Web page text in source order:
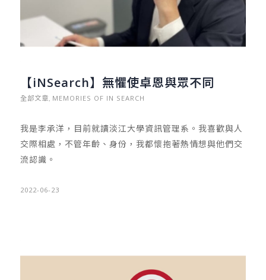
【iNSearch】無懼使卓恩與眾不同
全部文章 MEMORIES OF IN SEARCH
我是李承洋，目前就讀淡江大學資訊管理系。我喜歡與人
交際相處，不管年齡、身份，我都懷抱著熱情想與他們交
流認識。
2022-06-23